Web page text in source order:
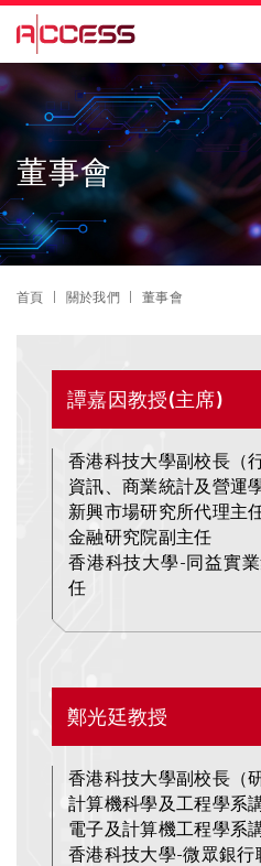
Skip
to
main
content
生活@科大
校園地圖及指南
教授簡錄
Sections
董事會
Breadcrumb
首頁 關於我們 董事會
Area
譚嘉因教授(主席)
香港科技大學副校長（行
資訊、商業統計及營運
新興市場研究所代理主
金融研究院副主任
香港科技大學-同益實
任
Area
鄭光廷教授
香港科技大學副校長（
計算機科學及工程學系
電子及計算機工程學系
香港科技大學-微眾銀行